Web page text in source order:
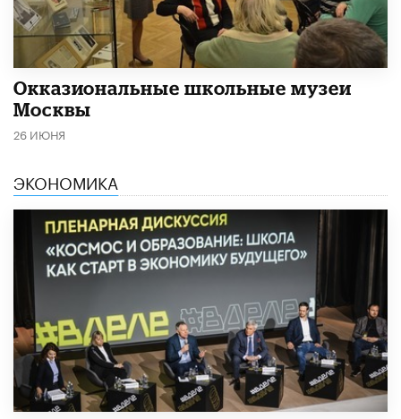
​Окказиональные школьные музеи
Москвы
26 ИЮНЯ
ЭКОНОМИКА